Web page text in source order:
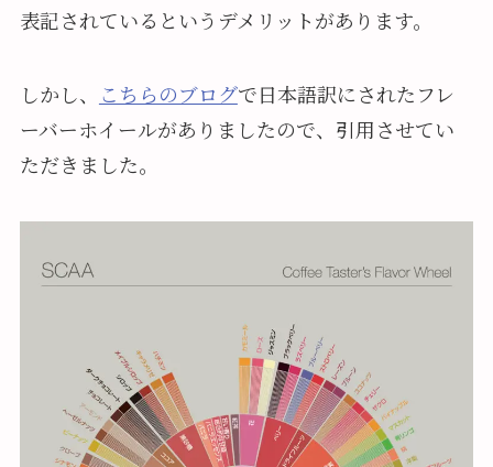
表記されているというデメリットがあります。
しかし、 こちらのブログで日本語訳にされたフレ
ーバーホイールがありましたので、引用させてい
ただきました。